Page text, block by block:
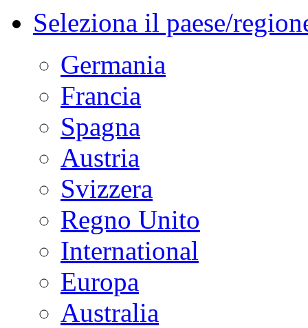
Seleziona il paese/
Germania
Francia
Spagna
Austria
Svizzera
Regno Unito
International
Europa
Australia